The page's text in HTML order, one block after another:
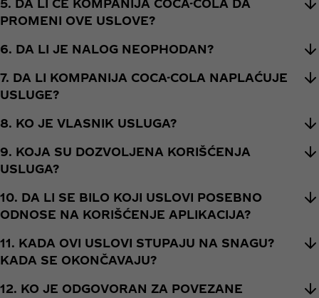
5. DA LI ĆE KOMPANIJA COCA-COLA DA
PROMENI OVE USLOVE?
6. DA LI JE NALOG NEOPHODAN?
7. DA LI KOMPANIJA COCA-COLA NAPLAĆUJE
USLUGE?
8. KO JE VLASNIK USLUGA?
9. KOJA SU DOZVOLJENA KORIŠĆENJA
USLUGA?
10. DA LI SE BILO KOJI USLOVI POSEBNO
ODNOSE NA KORIŠĆENJE APLIKACIJA?
11. KADA OVI USLOVI STUPAJU NA SNAGU?
KADA SE OKONČAVAJU?
12. KO JE ODGOVORAN ZA POVEZANE